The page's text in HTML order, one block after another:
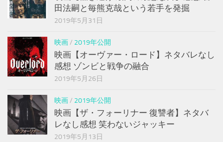
田法嗣と毎熊克哉という若手を発掘
2019年5月31日
映画/ 2019年公開
映画【オーヴァー・ロード】ネタバレなし
感想 ゾンビと戦争の融合
2019年5月26日
映画/ 2019年公開
映画【ザ・フォーリナー 復讐者】ネタバ
レなし感想 笑わないジャッキー
2019年5月13日